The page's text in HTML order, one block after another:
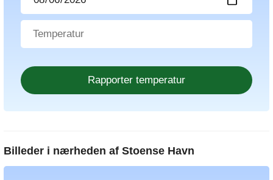
Billeder i nærheden af Stoense Havn